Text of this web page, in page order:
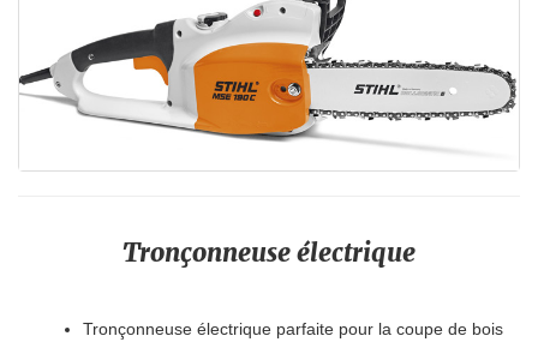
Tronçonneuse électrique
Tronçonneuse électrique parfaite pour la coupe de bois